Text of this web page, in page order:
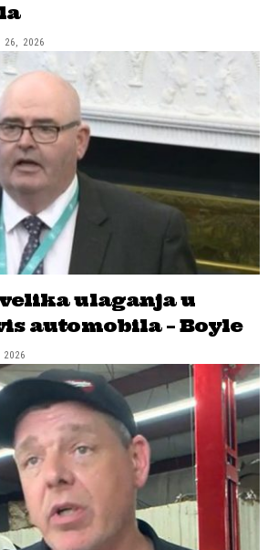
26, 2026
ulaganja u
automobila – Boyle
2026